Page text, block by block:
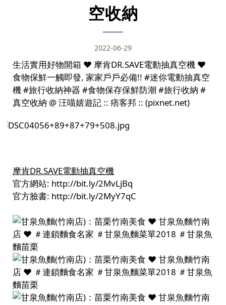
空收納
2022-06-29
生活實用好物開箱 ❤ 摩肯DR.SAVE電動抽真空機 ❤
食物保鮮一觸即發, 家家戶戶必備!! #迷你電動抽真空
機 #旅行收納神器 #食物保存保鮮防潮 #旅行收納 #
真空收納 @ 汪喵嬉遊記 :: 痞客邦 :: (pixnet.net)
摩肯DR.SAVE電動抽真空機
官方網站: http://bit.ly/2MvLjBq
官方臉書: http://bit.ly/2MyY7qC